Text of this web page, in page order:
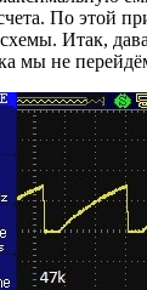
По этой
Итак,
мы не